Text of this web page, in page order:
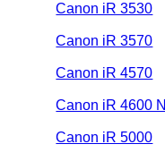
Canon iR 3530
Canon iR 3570
Canon iR 4570
Canon iR 4600 N
Canon iR 5000